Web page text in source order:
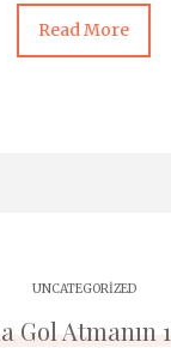
Read More
UNCATEGORIZED
Gol Atmanın